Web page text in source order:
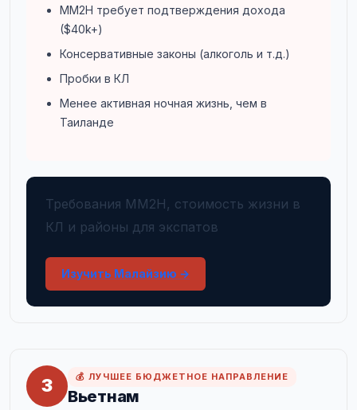
MM2H требует подтверждения дохода
($40k+)
Консервативные законы (алкоголь и т.д.)
Пробки в КЛ
Менее активная ночная жизнь, чем в
Таиланде
Требования MM2H, стоимость жизни в
КЛ и районы для экспатов
Изучить Малайзию →
3 💰 ЛУЧШЕЕ БЮДЖЕТНОЕ НАПРАВЛЕНИЕ
Вьетнам